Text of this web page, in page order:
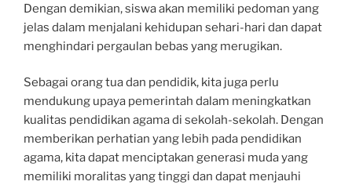
Dengan demikian, siswa akan memiliki pedoman yang
jelas dalam menjalani kehidupan sehari-hari dan dapat
menghindari pergaulan bebas yang merugikan.
Sebagai orang tua dan pendidik, kita juga perlu
mendukung upaya pemerintah dalam meningkatkan
kualitas pendidikan agama di sekolah-sekolah. Dengan
memberikan perhatian yang lebih pada pendidikan
agama, kita dapat menciptakan generasi muda yang
memiliki moralitas yang tinggi dan dapat menjauhi